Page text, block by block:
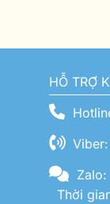
HỖ TRỢ
Zalo:
Thời